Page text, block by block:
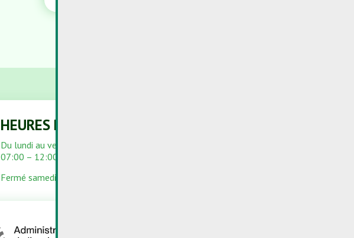
HEURES D'OUVERTURE
Du lundi au vendredi
07:00 – 12:00 et 13:00 – 16:00
Fermé samedi et dimanche